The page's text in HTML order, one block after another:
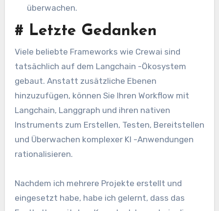
überwachen.
# Letzte Gedanken
Viele beliebte Frameworks wie Crewai sind
tatsächlich auf dem Langchain -Ökosystem
gebaut. Anstatt zusätzliche Ebenen
hinzuzufügen, können Sie Ihren Workflow mit
Langchain, Langgraph und ihren nativen
Instruments zum Erstellen, Testen, Bereitstellen
und Überwachen komplexer KI -Anwendungen
rationalisieren.
Nachdem ich mehrere Projekte erstellt und
eingesetzt habe, habe ich gelernt, dass das